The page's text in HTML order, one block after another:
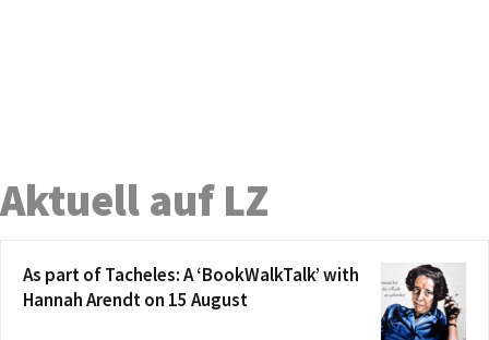
Aktuell auf LZ
As part of Tacheles: A ‘BookWalkTalk’ with
Hannah Arendt on 15 August